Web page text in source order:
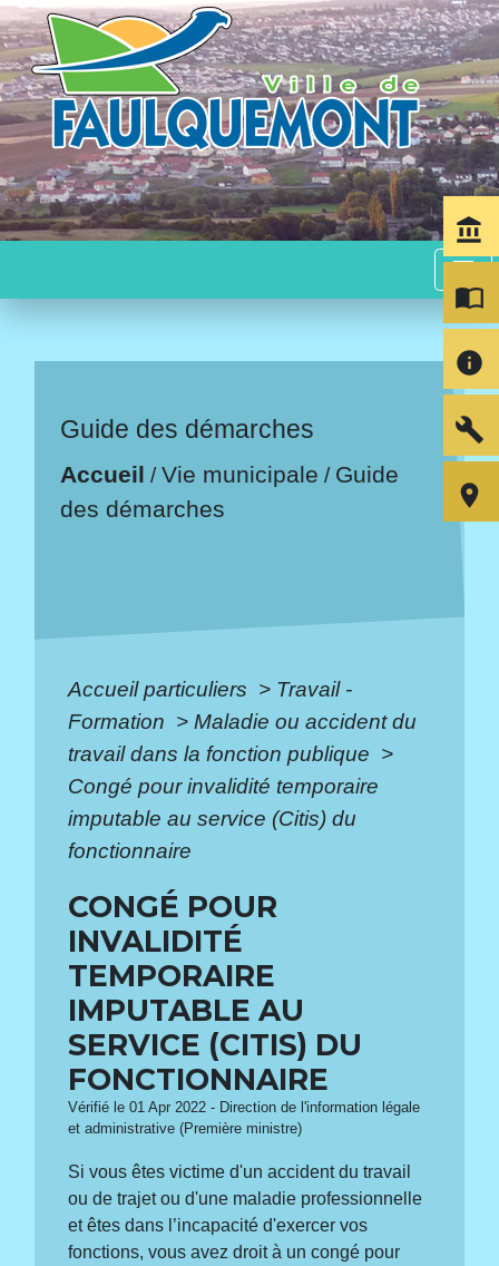
menu
Guide des démarches
Accueil /Vie municipale / Guide
des démarches
Accueil particuliers > Travail -
Formation > Maladie ou accident du
travail dans la fonction publique >
Congé pour invalidité temporaire
imputable au service (Citis) du
fonctionnaire
CONGÉ POUR
INVALIDITÉ
TEMPORAIRE
IMPUTABLE AU
SERVICE (CITIS) DU
FONCTIONNAIRE
Vérifié le 01 Apr 2022 - Direction de l'information légale
et administrative (Première ministre)
Si vous êtes victime d'un accident du travail
ou de trajet ou d'une maladie professionnelle
et êtes dans l’incapacité d'exercer vos
fonctions, vous avez droit à un congé pour
account_balance
import_contacts
info
build
room